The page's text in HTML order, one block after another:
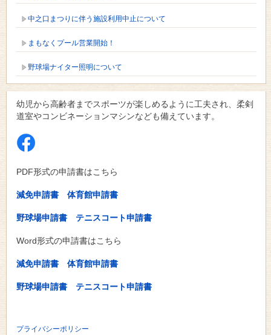
中之口まつりに伴う施設利用中止について
まもなくプール営業開始！
野球場ナイター照明について
幼児から高齢者までスポーツが楽しめるように工夫され、柔剣
道室やコンビネーションマシンなども備えています。
PDF形式の申請書はこちら
減免申請書 体育館申請書
野球場申請書 テニスコート申請書
Word形式の申請書はこちら
減免申請書 体育館申請書
野球場申請書 テニスコート申請書
プライバシーポリシー